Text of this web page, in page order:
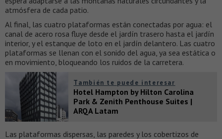
atmósfera de cada patio.
Al final, las cuatro plataformas están conectadas por agua: el
canal de acero rosa fluye desde el jardín trasero hasta el jardín
interior, y el estanque de loto en el jardín delantero. Las cuatro
plataformas se llenan con el sonido del agua, ya sea estática o
en movimiento, bloqueando los ruidos de la carretera.
También te puede interesar
Hotel Hampton by Hilton Carolina
Park & Zenith Penthouse Suites |
ARQA Latam
Las plataformas dispersas, las paredes y los cobertizos de